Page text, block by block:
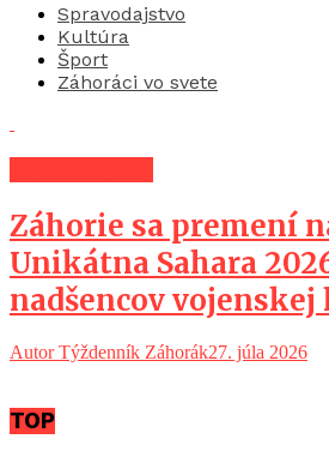
Spravodajstvo
Kultúra
Šport
Záhoráci vo svete
Záhorie sa premení
Unikátna Sahara
nadšencov
Autor Týždenník Záhorák27. júla 2026
TOP